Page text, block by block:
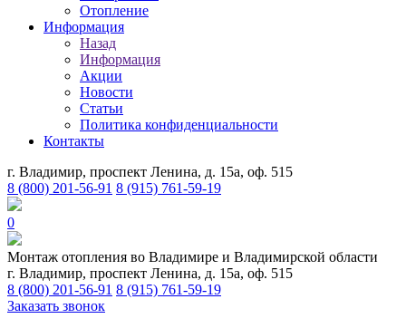
Отопление
Информация
Назад
Информация
Акции
Новости
Статьи
Политика конфиденциальности
Контакты
г. Владимир, проспект Ленина, д. 15а, оф. 515
8 (800) 201-56-91 8 (915) 761-59-19
0
Монтаж отопления во Владимире и Владимирской области
г. Владимир, проспект Ленина, д. 15а, оф. 515
8 (800) 201-56-91 8 (915) 761-59-19
Заказать звонок